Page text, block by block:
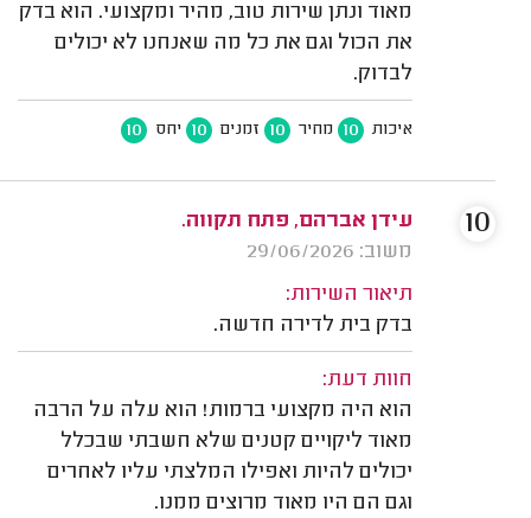
מאוד ונתן שירות טוב, מהיר ומקצועי. הוא בדק
את הכול וגם את כל מה שאנחנו לא יכולים
לבדוק.
איכות 10 מחיר 10 זמנים 10 יחס 10
עידן אברהם, פתח תקווה.
משוב: 29/06/2026
תיאור השירות:
בדק בית לדירה חדשה.
חוות דעת:
הוא היה מקצועי ברמות! הוא עלה על הרבה
מאוד ליקויים קטנים שלא חשבתי שבכלל
יכולים להיות ואפילו המלצתי עליו לאחרים
וגם הם היו מאוד מרוצים ממנו.
10